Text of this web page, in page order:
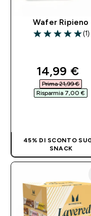
Wafer Ripieno
5 out of 5 stars
(1)
14,99 €‎
Prima 21,99 €‎
Risparmia 7,00 €‎
45% DI SCONTO
SNACK